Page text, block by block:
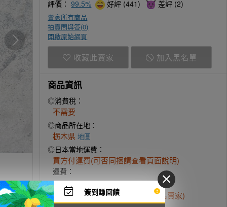
簽到賺回饋
評價：99.5% 好評 (441) 差評 (2)
賣家所有商品
拍賣問與答(0)
開啟原始網頁
收藏此賣家 加入黑名單
商品資訊
◎消費稅：
不需要
◎商品所在地：
栃木県 地圖
◎日本當地運費：
買方付運費(可否同捆請查看頁面說明)
運費：
發送方式-參考(依賣家寄送為主)：
おてがる配送宅急便-1280円 (匿名賣家)